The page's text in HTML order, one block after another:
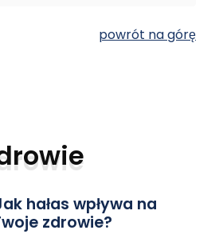
powrót na górę
hałas wpływa na
zdrowie?